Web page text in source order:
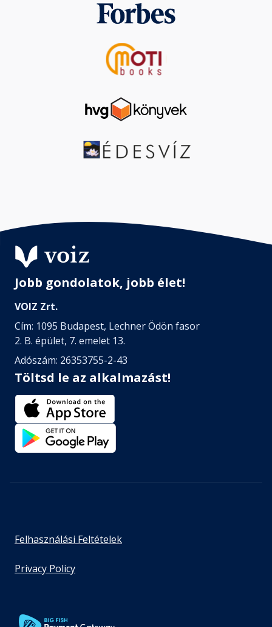
Jobb gondolatok, jobb élet!
VOIZ Zrt.
Cím: 1095 Budapest, Lechner Ödön fasor
2. B. épület, 7. emelet 13.
Adószám: 26353755-2-43
Töltsd le az alkalmazást!
Felhasználási Feltételek
Privacy Policy